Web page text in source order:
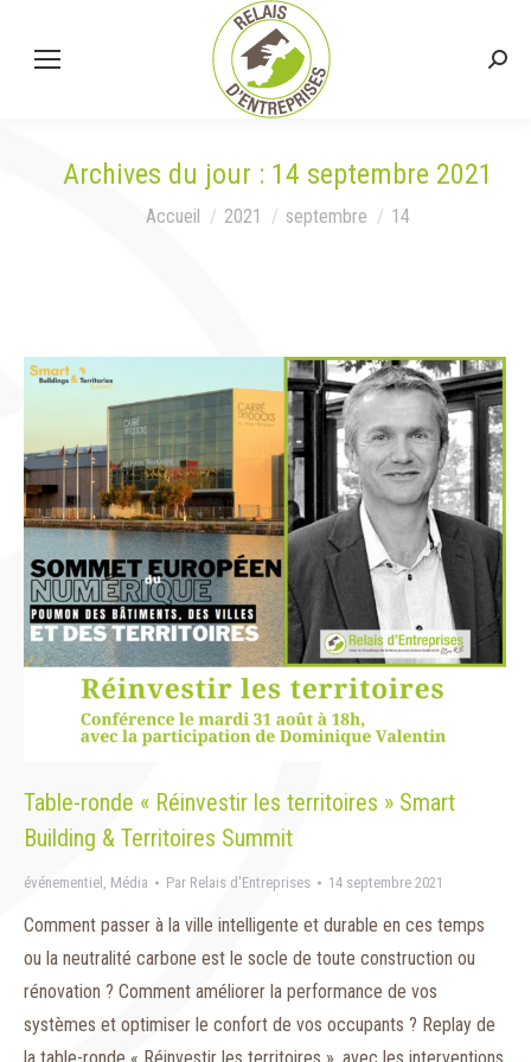
Archives du jour : 14 septembre 2021
Vous êtes ici :
Accueil 2021 septembre 14
Table-ronde « Réinvestir les territoires » Smart
Building & Territoires Summit
événementiel , Média Par Relais d'Entreprises 14 septembre 2021
Comment passer à la ville intelligente et durable en ces temps
ou la neutralité carbone est le socle de toute construction ou
rénovation ? Comment améliorer la performance de vos
systèmes et optimiser le confort de vos occupants ? Replay de